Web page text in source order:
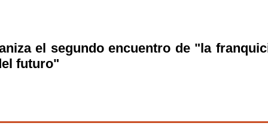
el segundo encuentro de "la
futuro"